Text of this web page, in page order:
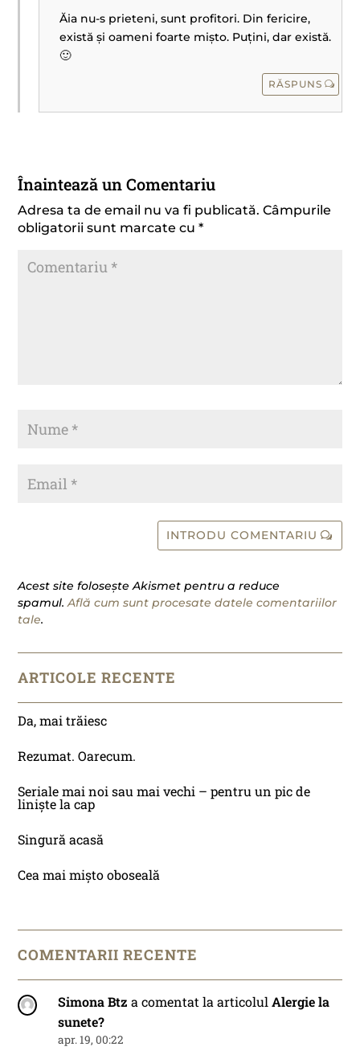
Ăia nu-s prieteni, sunt profitori. Din fericire,
există și oameni foarte mișto. Puțini, dar există.
🙂
RĂSPUNS
Înaintează un Comentariu
Adresa ta de email nu va fi publicată. Câmpurile
obligatorii sunt marcate cu*
INTRODU COMENTARIU
Acest site folosește Akismet pentru a reduce
spamul.Află cum sunt procesate datele comentariilor
tale.
ARTICOLE RECENTE
Da, mai trăiesc
Rezumat. Oarecum.
Seriale mai noi sau mai vechi – pentru un pic de
liniște la cap
Singură acasă
Cea mai mișto oboseală
COMENTARII RECENTE
Simona Btz a comentat la articolulAlergie la
sunete?
apr. 19, 00:22